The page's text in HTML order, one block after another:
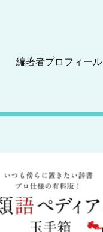
編著者プロフィール